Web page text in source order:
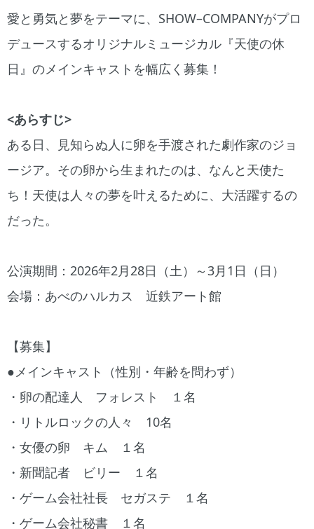
愛と勇気と夢をテーマに、SHOW–COMPANYがプロ
デュースするオリジナルミュージカル『天使の休
日』のメインキャストを幅広く募集！
<あらすじ>
ある日、見知らぬ人に卵を手渡された劇作家のジョ
ージア。その卵から生まれたのは、なんと天使た
ち！天使は人々の夢を叶えるために、大活躍するの
だった。
公演期間：2026年2月28日（土）～3月1日（日）
会場：あべのハルカス 近鉄アート館
【募集】
●メインキャスト（性別・年齢を問わず）
・卵の配達人 フォレスト １名
・リトルロックの人々 10名
・女優の卵 キム １名
・新聞記者 ビリー １名
・ゲーム会社社長 セガステ １名
・ゲーム会社秘書 １名